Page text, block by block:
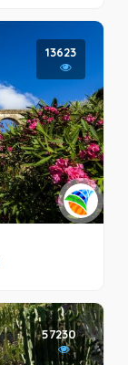
13623
57230